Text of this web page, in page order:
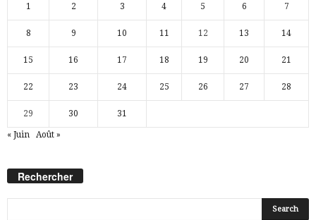
1 2 3 4 5 6 7
8 9 10 11 12 13 14
15 16 17 18 19 20 21
22 23 24 25 26 27 28
29 30 31
« Juin Août »
Rechercher